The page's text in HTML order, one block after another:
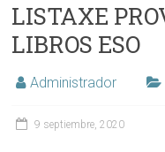
LISTAXE
LIBROS ESO
Administrador
9 septiembre, 2020